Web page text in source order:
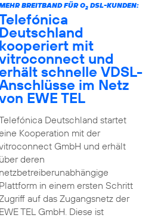
BREITBAND FÜR O2DSL-KUNDEN:
Deutschland
kooperiert mit
und
erhält schnelle VDSL-
im Netz
EWE TEL
Deutschland startet
Kooperation mit der
GmbH und erhält
über deren
netzbetreiberunabhängige
Plattform in einem ersten Schritt
auf das Zugangsnetz der
EWE TEL GmbH. Diese ist